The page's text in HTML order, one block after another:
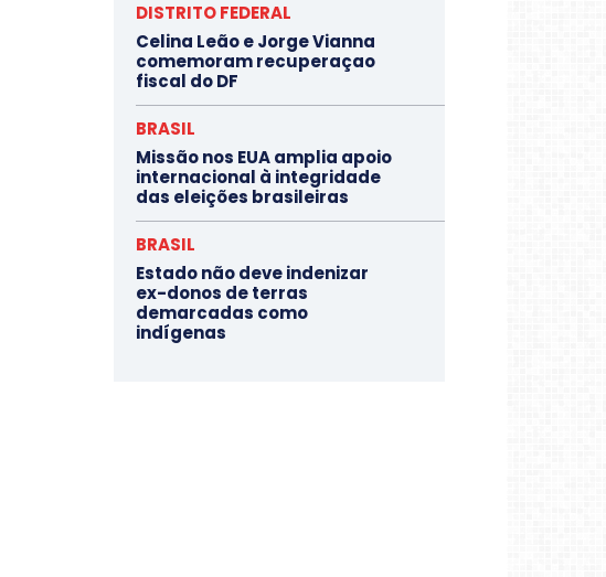
DISTRITO FEDERAL
Celina Leão e Jorge Vianna
comemoram recuperaçao
fiscal do DF
BRASIL
Missão nos EUA amplia apoio
internacional à integridade
das eleições brasileiras
BRASIL
Estado não deve indenizar
ex-donos de terras
demarcadas como
indígenas